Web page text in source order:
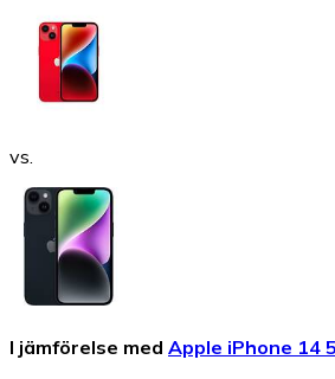
vs.
I jämförelse med Apple iPhone 14